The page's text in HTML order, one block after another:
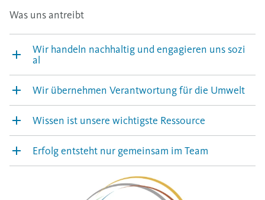
Was uns antreibt
Wir handeln nachhaltig und engagieren uns sozi
al
Wir übernehmen Verantwortung für die Umwelt
Wissen ist unsere wichtigste Ressource
Erfolg entsteht nur gemeinsam im Team